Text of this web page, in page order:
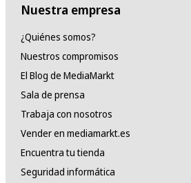
Nuestra empresa
¿Quiénes somos?
Nuestros compromisos
El Blog de MediaMarkt
Sala de prensa
Trabaja con nosotros
Vender en mediamarkt.es
Encuentra tu tienda
Seguridad informática